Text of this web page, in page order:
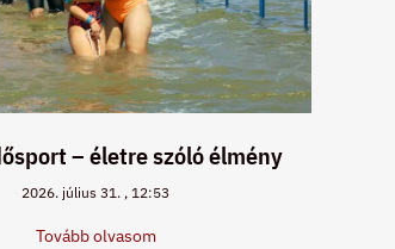
– életre szóló élmény
2026. július 31. 12:53
Tovább olvasom